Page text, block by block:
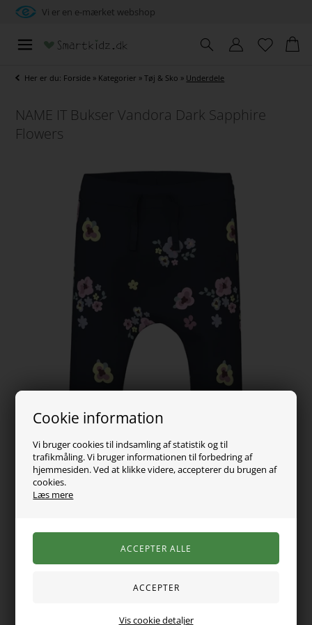
Cookie information
Vi bruger cookies til indsamling af statistik og til
trafikmåling. Vi bruger informationen til forbedring af
hjemmesiden. Ved at klikke videre, accepterer du brugen af
cookies.
Læs mere
Vis cookie detaljer
Vi er en e-mærket webshop
Her er du: Forside » Kategorier »Tøj & Sko » Underdele
NAME IT Bukser Vandora Dark Sapphire
Flowers
69,00DKK
Vælg Størrelse